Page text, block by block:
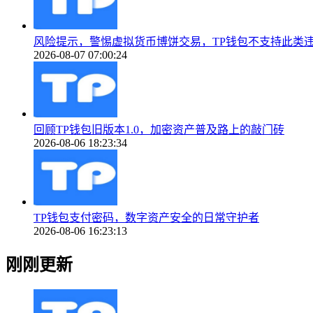
风险提示，警惕虚拟货币博饼交易，TP钱包不支持此类
2026-08-07 07:00:24
回顾TP钱包旧版本1.0，加密资产普及路上的敲门砖
2026-08-06 18:23:34
TP钱包支付密码，数字资产安全的日常守护者
2026-08-06 16:23:13
刚刚更新